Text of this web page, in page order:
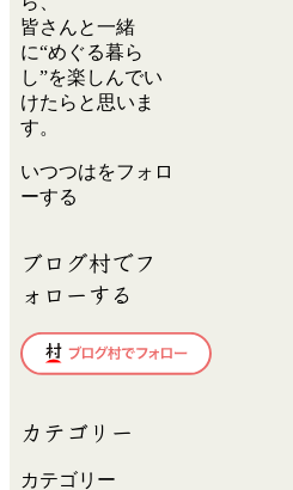
皆さんと一緒
に“めぐる暮ら
し”を楽しんでい
けたらと思いま
す。
いつつはをフォロ
ーする
ブログ村でフ
ォローする
カテゴリー
カテゴリー